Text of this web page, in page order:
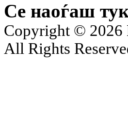
Се наоѓаш
Copyright © 2026
All Rights